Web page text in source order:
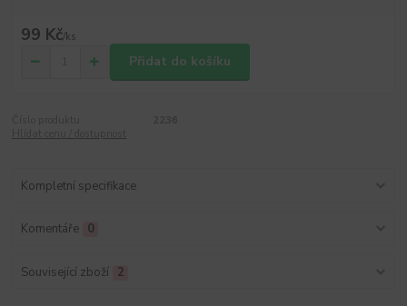
99 Kč/ks
Přidat do košíku
Kompletní specifikace
Komentáře 0
Související zboží 2